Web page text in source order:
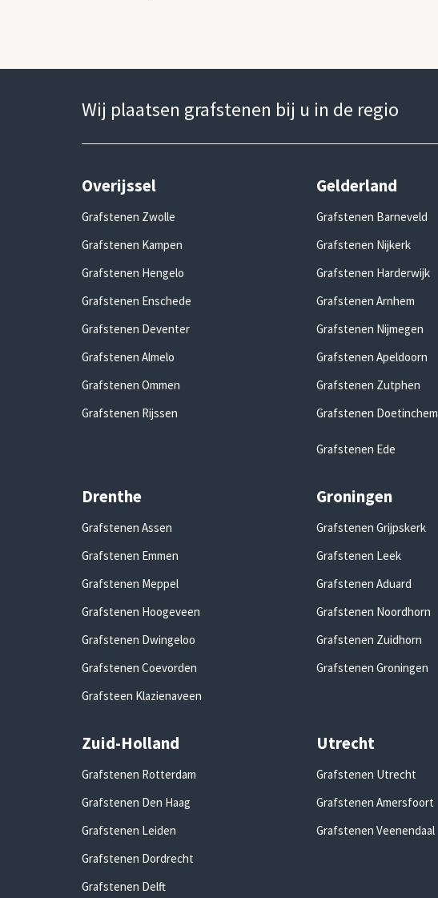
Wij plaatsen grafstenen bij u in de regio
Overijssel
Grafstenen Zwolle
Grafstenen Kampen
Grafstenen Hengelo
Grafstenen Enschede
Grafstenen Deventer
Grafstenen Almelo
Grafstenen Ommen
Grafstenen Rijssen
Gelderland
Grafstenen Barneveld
Grafstenen Nijkerk
Grafstenen Harderwijk
Grafstenen Arnhem
Grafstenen Nijmegen
Grafstenen Apeldoorn
Grafstenen Zutphen
Grafstenen Doetinchem
Grafstenen Ede
Drenthe
Grafstenen Assen
Grafstenen Emmen
Grafstenen Meppel
Grafstenen Hoogeveen
Grafstenen Dwingeloo
Grafstenen Coevorden
Grafsteen Klazienaveen
Groningen
Grafstenen Grijpskerk
Grafstenen Leek
Grafstenen Aduard
Grafstenen Noordhorn
Grafstenen Zuidhorn
Grafstenen Groningen
Zuid-Holland
Grafstenen Rotterdam
Grafstenen Den Haag
Grafstenen Leiden
Grafstenen Dordrecht
Grafstenen Delft
Utrecht
Grafstenen Utrecht
Grafstenen Amersfoort
Grafstenen Veenendaal